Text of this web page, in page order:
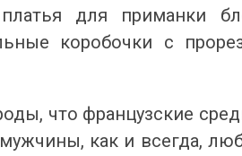
ІЗ НАКИДКОЮ ЧИ КУПАЛЬНИК ЗІ
та комфортно. Саме тому все більше
звертають увагу не лише на купальники ,
для приманки
коробочки с
что французские
как и всегда,